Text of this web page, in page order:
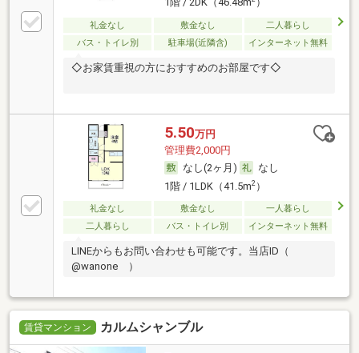
1階 / 2DK（46.48m ）
礼金なし 敷金なし
二人暮らし
バス・トイレ別
駐車場(近隣含) インターネット無料
◇お家賃重視の方におすすめのお部屋です◇
5.50万円
管理費2,000円
なし(2ヶ月)
なし
1階 / 1LDK（41.5m2）
礼金なし 敷金なし
一人暮らし
二人暮らし
バス・トイレ別 インターネット無料
LINEからもお問い合わせも可能です。当店ID（
@wanone ）
賃貸マンション カルムシャンブル